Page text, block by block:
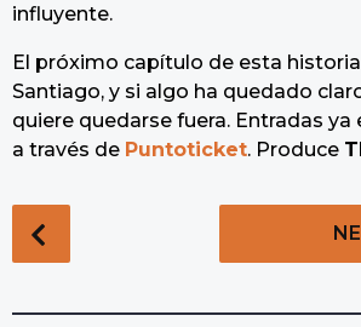
influyente.
El próximo capítulo de esta
Santiago, y si algo ha quedado
quiere quedarse fuera. Entradas ya
a través de Puntoticket. Produce
o
t